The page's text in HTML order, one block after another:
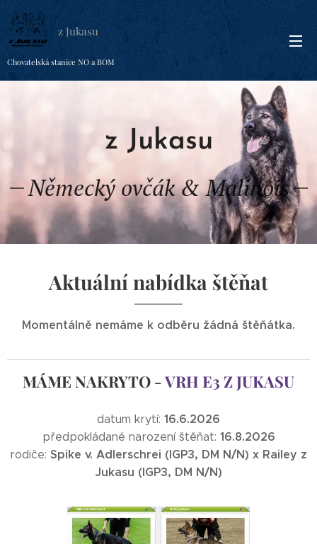
z Jukasu
Chovatelská stanice NO a BOM
z Jukasu
Německý ovčák & Malinois
Aktuální nabídka štěňat
Momentálně nemáme k odběru žádná štěňátka.
MÁME NAKRYTO -VRH E3 Z JUKASU
datum krytí: 16.6.2026
předpokládané narození štěňat: 16.8.2026
rodiče: Spike v. Adlerschrei (IGP3, DM N/N) x Railey z
Jukasu (IGP3, DM N/N)